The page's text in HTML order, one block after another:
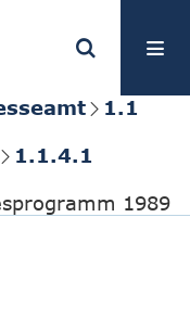
1.1
1.1.4.1
1989